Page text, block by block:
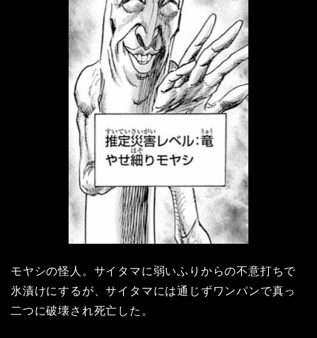
モヤシの怪人。サイタマに弱いふりからの不意打ちで
氷漬けにするが、サイタマには通じずワンパンで真っ
二つに破壊され死亡した。